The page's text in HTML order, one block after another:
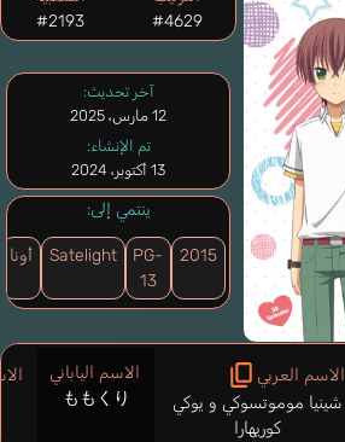
آخر تحديث:
12 مارس، 2025
تم الإنشاء:
13 أكتوبر، 2024
ينتمي إلى:
2015
PG-
13
Satelight أونا
الاسم العربي
شينيا موموتسوكي و يوكي
كوريهارا
الاسم الياباني
ももくり
#4629
#2193